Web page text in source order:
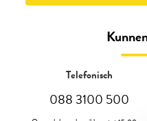
Telefonisch
088 3100 500